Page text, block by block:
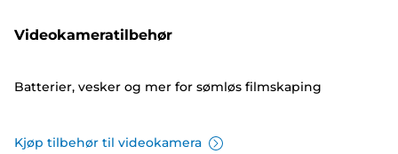
Videokameratilbehør
Batterier, vesker og mer for sømløs filmskaping
Kjøp tilbehør til videokamera